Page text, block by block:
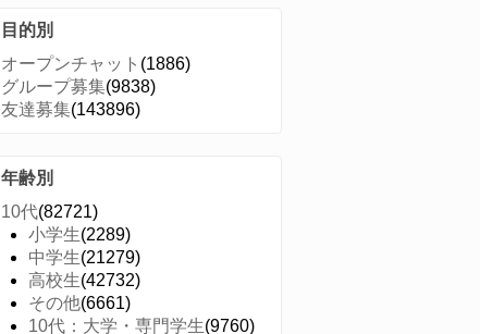
目的別
オープンチャット (1886)
グループ募集(9838)
友達募集(143896)
年齢別
10代(82721)
小学生(2289)
中学生(21279)
高校生(42732)
その他(6661)
10代：大学・専門学生(9760)